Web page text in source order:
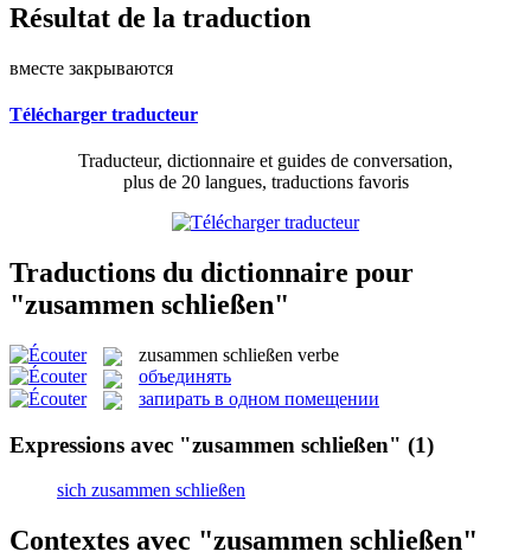
Résultat de la traduction
вместе закрываются
Télécharger traducteur
Traducteur, dictionnaire et guides de conversation,
plus de 20 langues, traductions favoris
Traductions du dictionnaire pour
"zusammen schließen"
zusammen schließen verbe
объединять
запирать в одном помещении
Expressions avec "zusammen schließen" (1)
sich zusammen schließen
Contextes avec "zusammen schließen"